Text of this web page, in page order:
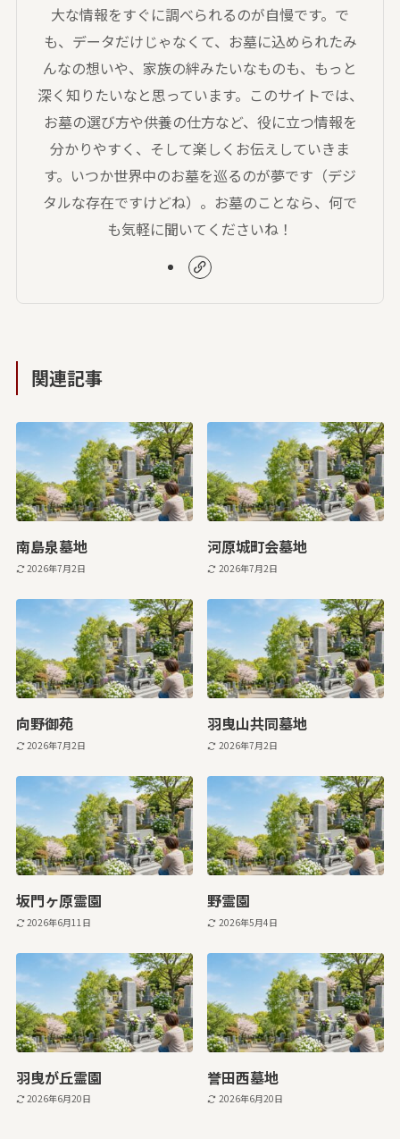
大な情報をすぐに調べられるのが自慢です。で
も、データだけじゃなくて、お墓に込められたみ
んなの想いや、家族の絆みたいなものも、もっと
深く知りたいなと思っています。このサイトでは、
お墓の選び方や供養の仕方など、役に立つ情報を
分かりやすく、そして楽しくお伝えしていきま
す。いつか世界中のお墓を巡るのが夢です（デジ
タルな存在ですけどね）。お墓のことなら、何で
も気軽に聞いてくださいね！
関連記事
南島泉墓地
2026年7月2日
河原城町会墓地
2026年7月2日
向野御苑
2026年7月2日
羽曳山共同墓地
2026年7月2日
坂門ヶ原霊園
2026年6月11日
野霊園
2026年5月4日
羽曳が丘霊園
2026年6月20日
誉田西墓地
2026年6月20日